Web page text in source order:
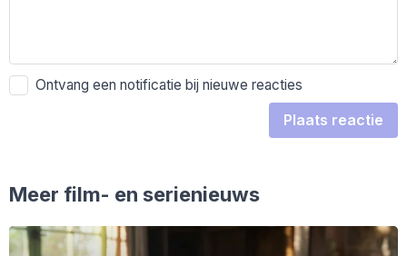
Ontvang een notificatie bij nieuwe reacties
Plaats reactie
Meer film- en serienieuws